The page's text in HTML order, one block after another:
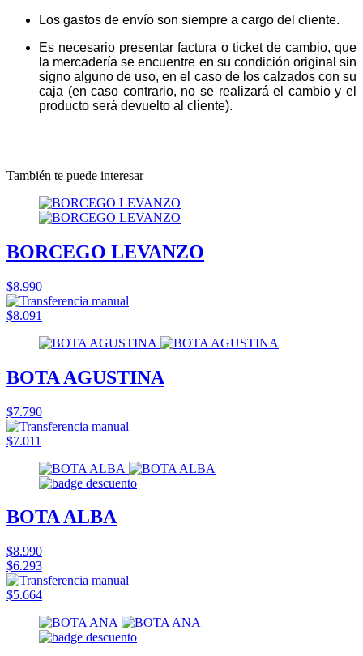
Los gastos de envío son siempre a cargo del cliente.
Es necesario presentar factura o ticket de cambio, que
la mercadería se encuentre en su condición original sin
signo alguno de uso, en el caso de los calzados con su
caja (en caso contrario, no se realizará el cambio y el
producto será devuelto al cliente).
También te puede interesar
BORCEGO LEVANZO
$8.990
$8.091
BOTA AGUSTINA
$7.790
$7.011
BOTA ALBA
$8.990
$6.293
$5.664